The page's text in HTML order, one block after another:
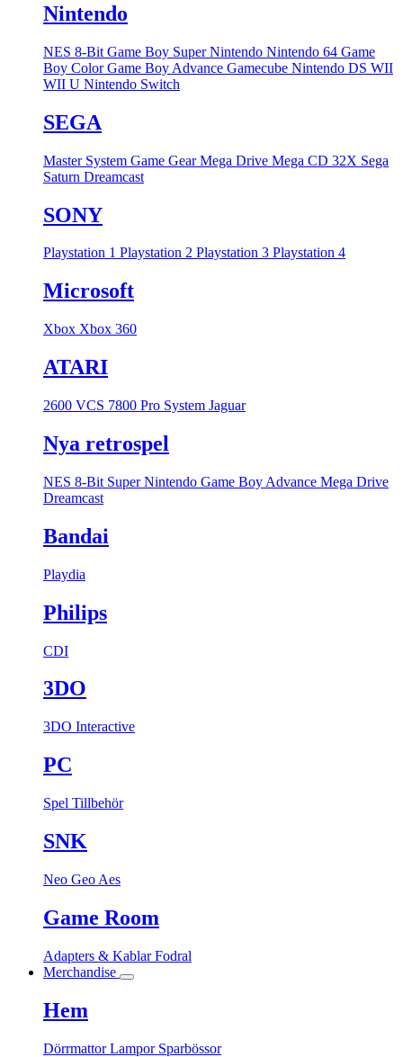
Nintendo
NES 8-Bit Game Boy Super Nintendo Nintendo 64 Game
Boy ColorGame Boy Advance Gamecube Nintendo DS WII
WII U Nintendo Switch
SEGA
Master System Game GearMega Drive Mega CD 32X Sega
Saturn Dreamcast
SONY
Playstation 1 Playstation 2 Playstation 3 Playstation 4
Microsoft
Xbox Xbox 360
ATARI
2600 VCS 7800 Pro System Jaguar
Nya retrospel
NES 8-Bit Super Nintendo Game Boy Advance Mega Drive
Dreamcast
Bandai
Playdia
Philips
CDI
3DO
3DO Interactive
PC
Spel Tillbehör
SNK
Neo Geo Aes
Game Room
Adapters & KablarFodral
Merchandise
Hem
DörrmattorLampor Sparbössor